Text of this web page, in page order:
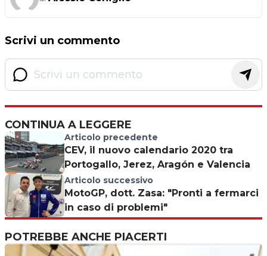
Scrivi un commento
CONTINUA A LEGGERE
Articolo precedente
CEV, il nuovo calendario 2020 tra
Portogallo, Jerez, Aragón e Valencia
Articolo successivo
MotoGP, dott. Zasa: "Pronti a fermarci
in caso di problemi"
POTREBBE ANCHE PIACERTI